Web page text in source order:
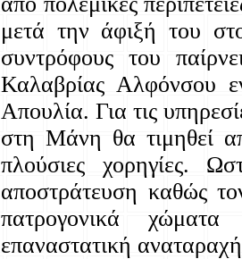
μετά την άφιξή του
συντρόφους του
Καλαβρίας Αλφόνσου
Απουλία. Για τις
στη Μάνη θα τιμηθεί
πλούσιες χορηγίες.
αποστράτευση καθώς
πατρογονικά
επαναστατική